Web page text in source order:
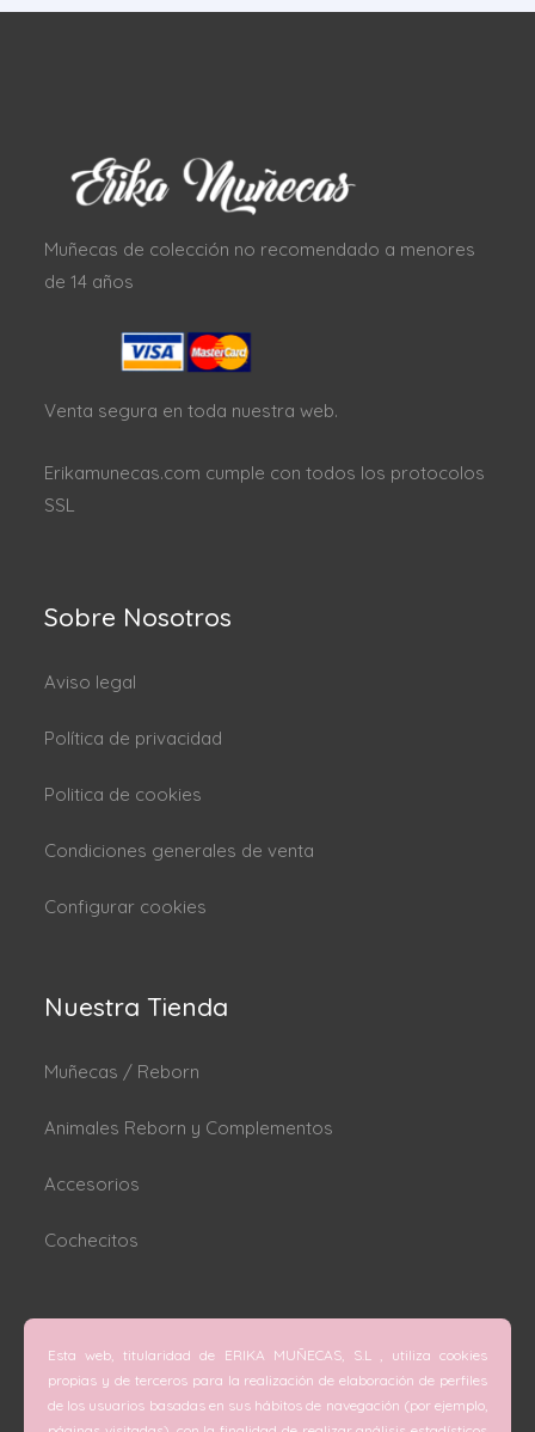
Muñecas de colección no recomendado a menores
de 14 años
Venta segura en toda nuestra web.
Erikamunecas.com cumple con todos los protocolos
SSL
Sobre Nosotros
Aviso legal
Política de privacidad
Politica de cookies
Condiciones generales de venta
Configurar cookies
Nuestra Tienda
Muñecas / Reborn
Animales Reborn y Complementos
Accesorios
Cochecitos
C/ San Vicente Mártir nº 74 (Valencia).
C/ Doctor Melis nº 6 (Grao de Gandía).
Esta web, titularidad de ERIKA MUÑECAS, S.L , utiliza cookies
propias y de terceros para la realización de elaboración de perfiles
de los usuarios basadas en sus hábitos de navegación (por ejemplo,